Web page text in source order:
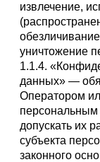
извлечение,
уничтожение
1.1.4.
данных» —
Оператором
допускать их
субъекта
законного